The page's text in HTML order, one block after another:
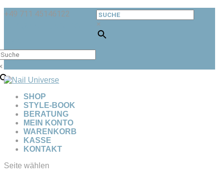
+49 711 45146122
SHOP
STYLE-BOOK
BERATUNG
MEIN KONTO
WARENKORB
KASSE
KONTAKT
Seite wählen
×